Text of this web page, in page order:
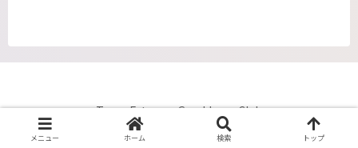
Team Extreme Gymkhana Club
メニュー ホーム 検索 トップ